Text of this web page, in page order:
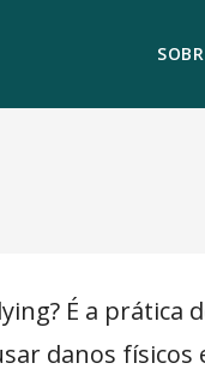
É a
danos